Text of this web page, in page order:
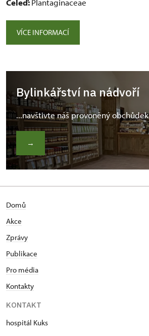
Čeleď:Plantaginaceae
VÍCE INFORMACÍ
Bylinkářství na nádvoří
...navštivte náš provoněný obchůdek
→
Domů
Akce
Zprávy
Publikace
Pro média
Kontakty
KONTAKT
hospitál Kuks